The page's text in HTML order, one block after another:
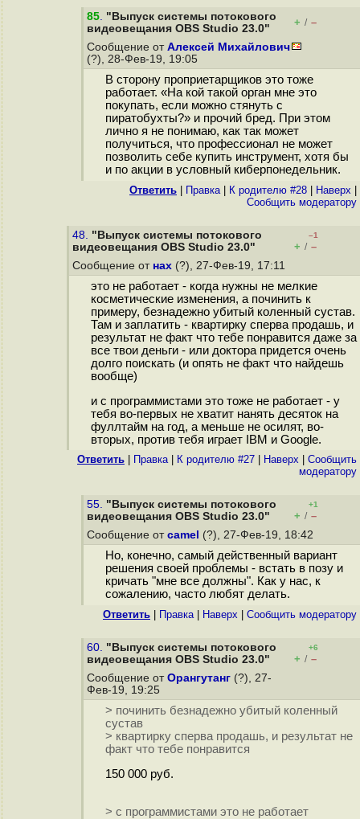
85. "Выпуск системы потокового
видеовещания OBS Studio 23.0"
+ / –
Сообщение от Алексей Михайлович
(?), 28-Фев-19, 19:05
В сторону проприетарщиков это тоже
работает. «На кой такой орган мне это
покупать, если можно стянуть с
пиратобухты?» и прочий бред. При этом
лично я не понимаю, как так может
получиться, что профессионал не может
позволить себе купить инструмент, хотя бы
и по акции в условный киберпонедельник.
Ответить Правка| К родителю #28 Наверх
Cообщить модератору
48. "Выпуск системы потокового
видеовещания OBS Studio 23.0"
–1
+ / –
Сообщение от нах (?), 27-Фев-19, 17:11
это не работает - когда нужны не мелкие
косметические изменения, а починить к
примеру, безнадежно убитый коленный сустав.
Там и заплатить - квартирку сперва продашь, и
результат не факт что тебе понравится даже за
все твои деньги - или доктора придется очень
долго поискать (и опять не факт что найдешь
вообще)
и с программистами это тоже не работает - у
тебя во-первых не хватит нанять десяток на
фуллтайм на год, а меньше не осилят, во-
вторых, против тебя играет IBM и Google.
Ответить Правка| К родителю #27 Наверх
Cообщить
модератору
55. "Выпуск системы потокового
видеовещания OBS Studio 23.0"
+1
+ / –
Сообщение от camel (?), 27-Фев-19, 18:42
Но, конечно, самый действенный вариант
решения своей проблемы - встать в позу и
кричать "мне все должны". Как у нас, к
сожалению, часто любят делать.
Ответить Правка| Наверх Cообщить модератору
60. "Выпуск системы потокового
видеовещания OBS Studio 23.0"
+6
+ / –
Сообщение от Орангутанг (?), 27-
Фев-19, 19:25
> починить безнадежно убитый коленный
сустав
> квартирку сперва продашь, и результат не
факт что тебе понравится
150 000 руб.
> с программистами это не работает